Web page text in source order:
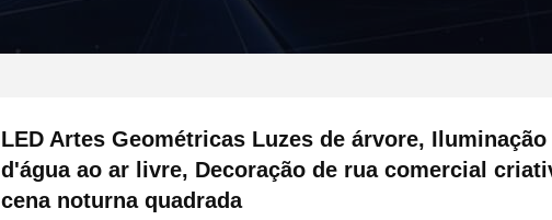
LED Artes Geométricas Luzes de árvore,
d'água ao ar livre, Decoração de rua comercial
cena noturna quadrada